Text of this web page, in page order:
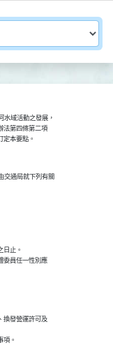
水域活動之發展，
法第四條第二項
交通局就下列有關
日止。
委員任一性別應
換發營運許可及
項。